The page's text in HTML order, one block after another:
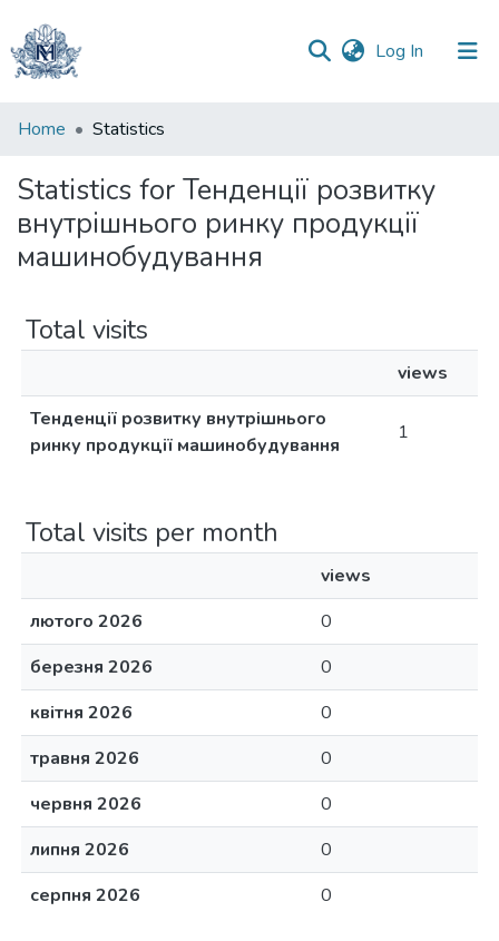
Log In (current)
Communities
Collections
All of DSpace
Home Statistics
Statistics for Тенденції розвитку
внутрішнього ринку продукції
машинобудування
Total visits
views
Тенденції розвитку внутрішнього
ринку продукції машинобудування
1
Total visits per month
views
лютого 2026
0
березня 2026
0
квітня 2026
0
травня 2026
0
червня 2026
0
липня 2026
0
серпня 2026
0